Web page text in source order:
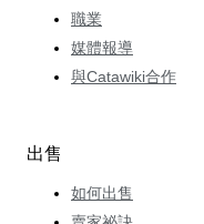
職業
媒體報導
與Catawiki合作
出售
如何出售